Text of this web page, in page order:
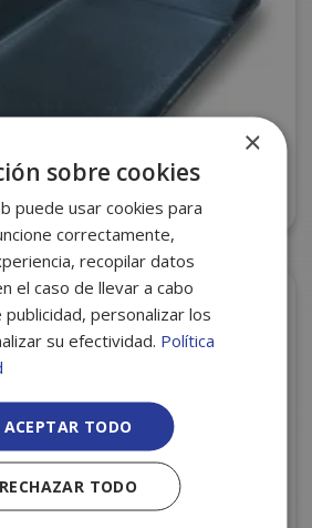
CXI-89 NEGRA 250X175X35
S/780
×
sobre cookies
puede usar cookies para
correctamente,
recopilar datos
el caso de llevar a cabo
publicidad, personalizar los
su efectividad. Política
ACEPTAR TODO
RECHAZAR TODO